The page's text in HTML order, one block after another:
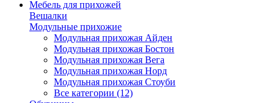
Мебель для прихожей
Вешалки
Модульные прихожие
Модульная прихожая Айден
Модульная прихожая Бостон
Модульная прихожая Вега
Модульная прихожая Норд
Модульная прихожая Стоуби
Все категории (12)